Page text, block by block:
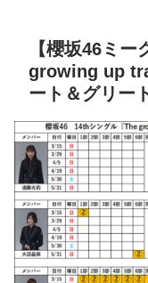
【櫻坂46ミ
growing up
ート＆グリー